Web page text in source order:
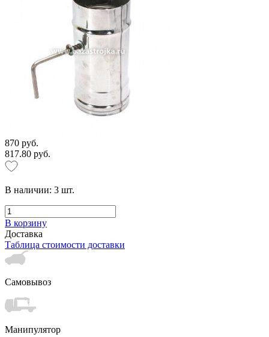
870 руб.
817.80 руб.
В наличии: 3 шт.
В корзину
Доставка
Таблица стоимости доставки
Самовывоз
Манипулятор